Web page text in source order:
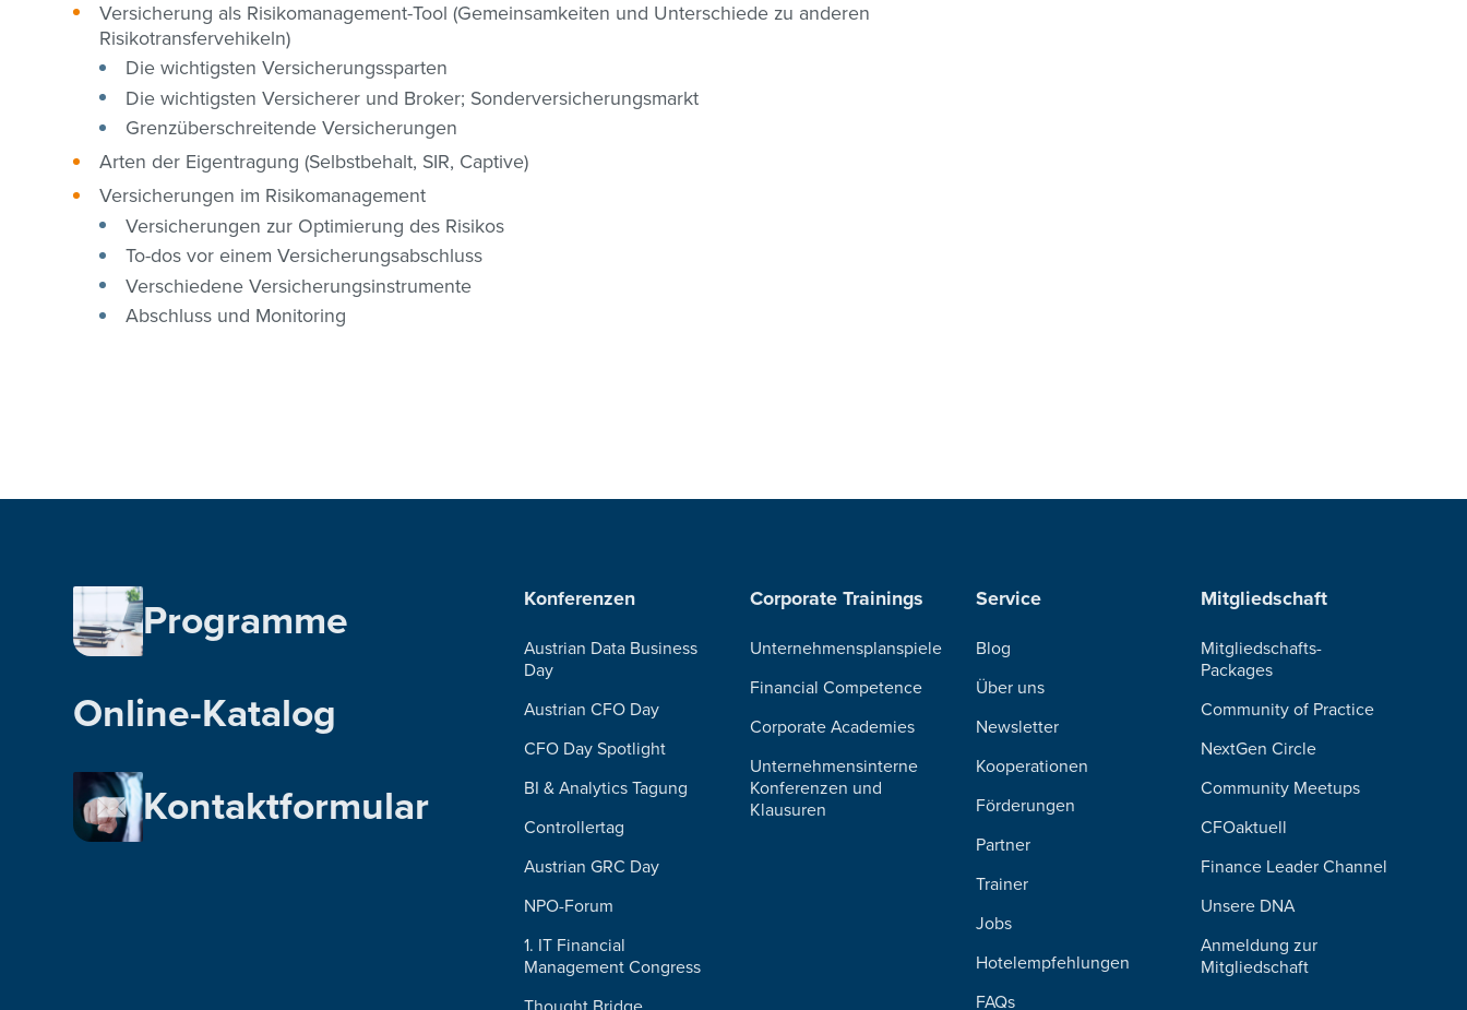
Versicherung als Risikomanagement-Tool (Gemeinsamkeiten und Unterschiede zu anderen
Risikotransfervehikeln)
Die wichtigsten Versicherungssparten
Die wichtigsten Versicherer und Broker; Sonderversicherungsmarkt
Grenzüberschreitende Versicherungen
Arten der Eigentragung (Selbstbehalt, SIR, Captive)
Versicherungen im Risikomanagement
Versicherungen zur Optimierung des Risikos
To-dos vor einem Versicherungsabschluss
Verschiedene Versicherungsinstrumente
Abschluss und Monitoring
Programme
Online-Katalog
Kontaktformular
Konferenzen
Austrian Data Business
Day
Austrian CFO Day
CFO Day Spotlight
BI & Analytics Tagung
Controllertag
Austrian GRC Day
NPO-Forum
1. IT Financial
Management Congress
Corporate Trainings
Unternehmensplanspiele
Financial Competence
Corporate Academies
Unternehmensinterne
Konferenzen und
Klausuren
Service
Blog
Über uns
Newsletter
Kooperationen
Förderungen
Partner
Trainer
Jobs
Hotelempfehlungen
FAQs
Mitgliedschaft
Mitgliedschafts-
Packages
Community of Practice
NextGen Circle
Community Meetups
CFOaktuell
Finance Leader Channel
Unsere DNA
Anmeldung zur
Mitgliedschaft